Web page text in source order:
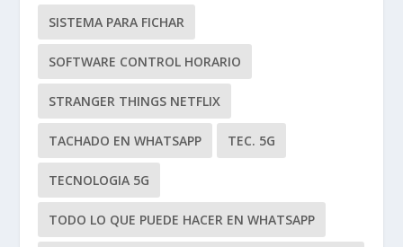
SISTEMA PARA FICHAR
SOFTWARE CONTROL HORARIO
STRANGER THINGS NETFLIX
TACHADO EN WHATSAPP TEC. 5G
TECNOLOGIA 5G
TODO LO QUE PUEDE HACER EN WHATSAPP